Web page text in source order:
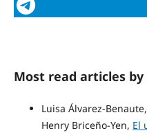
Most read articles
Luisa Álvarez-
Henry Briceño-Yen, El